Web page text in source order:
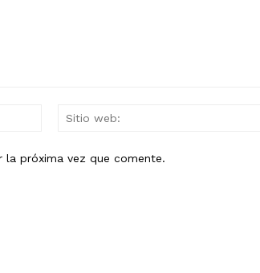
Correo
la próxima vez que comente.